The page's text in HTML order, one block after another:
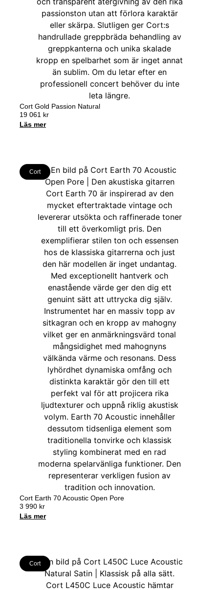
Cort Gold Passion Natural
19 061 kr
Läs mer
Cort
Cort Earth 70 Acoustic Open Pore
3 990 kr
Läs mer
Cort